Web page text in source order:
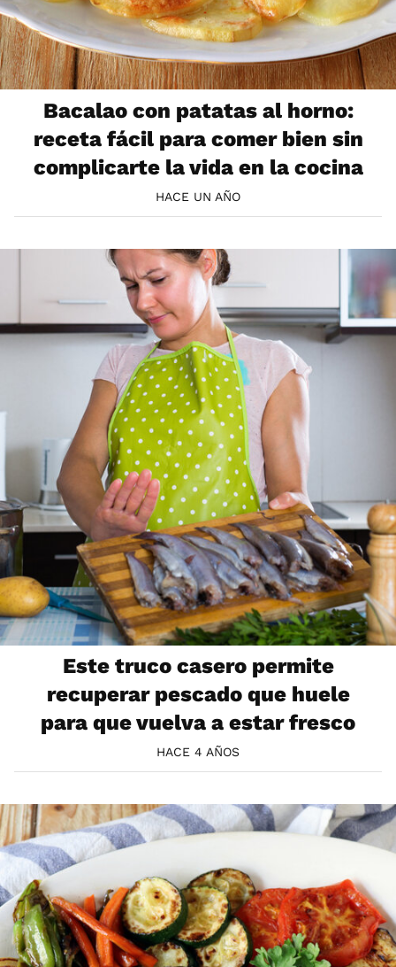
Bacalao con patatas al horno:
receta fácil para comer bien sin
complicarte la vida en la cocina
HACE UN AÑO
Este truco casero permite
recuperar pescado que huele
para que vuelva a estar fresco
HACE 4 AÑOS